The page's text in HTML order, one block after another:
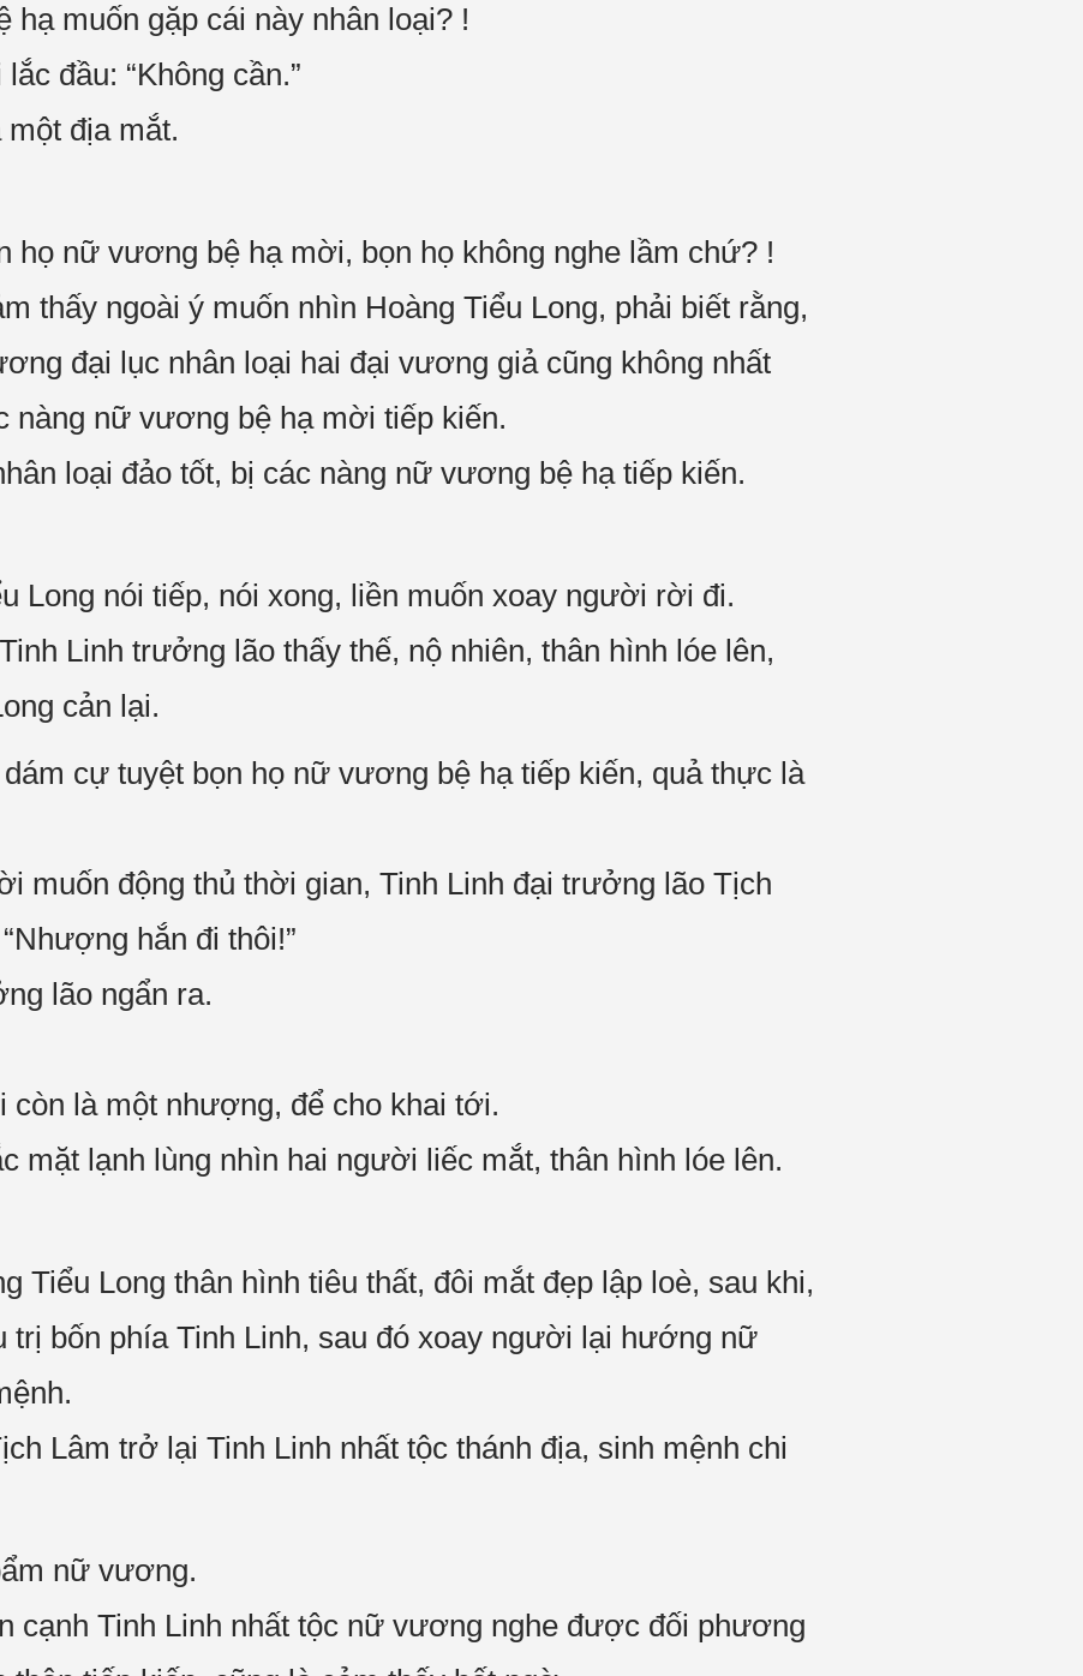
hạ muốn gặp cái này nhân loại? !
đầu: “Không cần.”
địa mắt.
họ nữ vương bệ hạ mời, bọn họ không nghe lầm chứ? !
thấy ngoài ý muốn nhìn Hoàng Tiểu Long, phải biết rằng,
đại lục nhân loại hai đại vương giả cũng không nhất
nàng nữ vương bệ hạ mời tiếp kiến.
loại đảo tốt, bị các nàng nữ vương bệ hạ tiếp kiến.
Long nói tiếp, nói xong, liền muốn xoay người rời đi.
Linh trưởng lão thấy thế, nộ nhiên, thân hình lóe lên,
cản lại.
cự tuyệt bọn họ nữ vương bệ hạ tiếp kiến, quả thực là
muốn động thủ thời gian, Tinh Linh đại trưởng lão Tịch
hắn đi thôi!”
lão ngẩn ra.
còn là một nhượng, để cho khai tới.
mặt lạnh lùng nhìn hai người liếc mắt, thân hình lóe lên.
Tiểu Long thân hình tiêu thất, đôi mắt đẹp lập loè, sau khi,
trị bốn phía Tinh Linh, sau đó xoay người lại hướng nữ
Lâm trở lại Tinh Linh nhất tộc thánh địa, sinh mệnh chi
nữ vương.
cạnh Tinh Linh nhất tộc nữ vương nghe được đối phương